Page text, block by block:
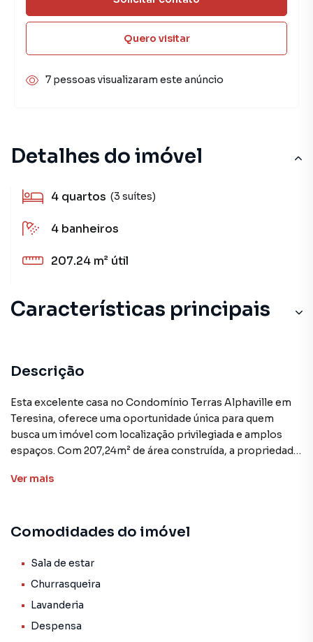
Detalhes do imóvel
4 quartos (3 suítes)
4 banheiros
207.24 m² útil
Características principais
Descrição
Esta excelente casa no Condomínio Terras Alphaville em
Teresina, oferece uma oportunidade única para quem
busca um imóvel com localização privilegiada e amplos
espaços. Com 207,24m² de área construída, a propriedade
master com varanda privativa e banheira de
A casa dispõe de ampla sala de estar e jantar, além de uma
lazer e confraternização. A cozinha é bem equipada e há
ainda uma despensa, lavanderia e banheiro social. A escada
propriedade.
Ver mais
Comodidades do imóvel
Sala de estar
Churrasqueira
Lavanderia
Despensa
Quero visitar
7 pessoas visualizaram este anúncio